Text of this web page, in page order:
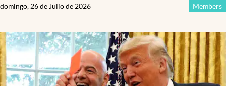
Members
domingo, 26 de Julio de 2026